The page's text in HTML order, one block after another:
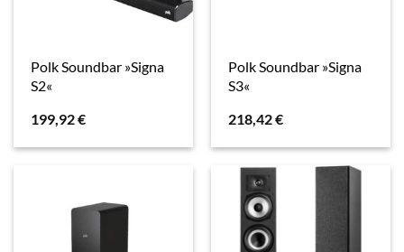
Polk Soundbar »Signa
S2«
199,92€
Polk Soundbar »Signa
S3«
218,42€